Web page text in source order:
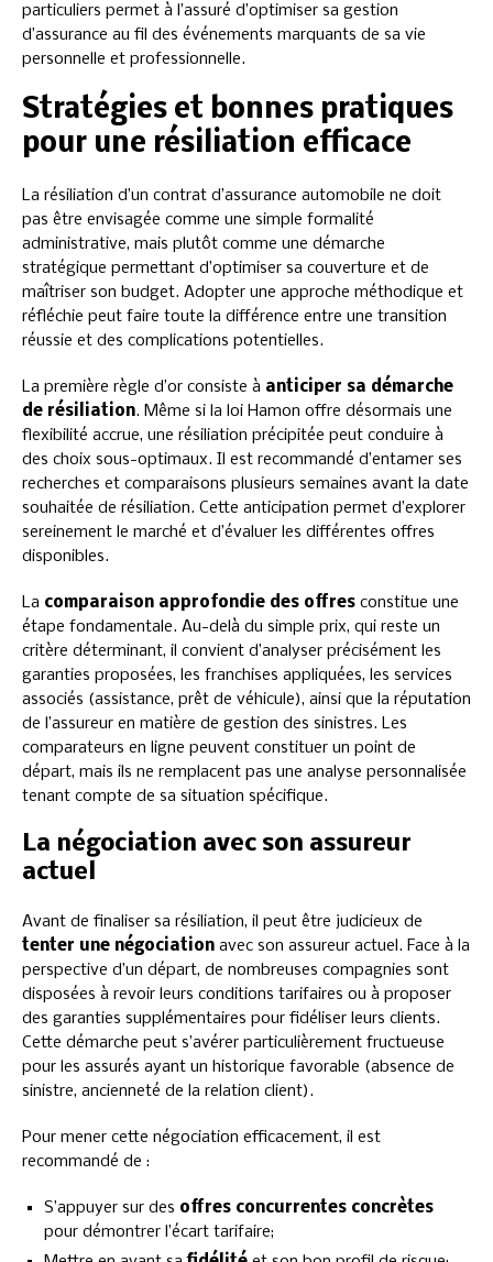
particuliers permet à l’assuré d’optimiser sa gestion
d’assurance au fil des événements marquants de sa vie
personnelle et professionnelle.
Stratégies et bonnes pratiques
pour une résiliation efficace
La résiliation d’un contrat d’assurance automobile ne doit
pas être envisagée comme une simple formalité
administrative, mais plutôt comme une démarche
stratégique permettant d’optimiser sa couverture et de
maîtriser son budget. Adopter une approche méthodique et
réfléchie peut faire toute la différence entre une transition
réussie et des complications potentielles.
La première règle d’or consiste à anticiper sa démarche
de résiliation. Même si la loi Hamon offre désormais une
flexibilité accrue, une résiliation précipitée peut conduire à
des choix sous-optimaux. Il est recommandé d’entamer ses
recherches et comparaisons plusieurs semaines avant la date
souhaitée de résiliation. Cette anticipation permet d’explorer
sereinement le marché et d’évaluer les différentes offres
disponibles.
La comparaison approfondie des offres constitue une
étape fondamentale. Au-delà du simple prix, qui reste un
critère déterminant, il convient d’analyser précisément les
garanties proposées, les franchises appliquées, les services
associés (assistance, prêt de véhicule), ainsi que la réputation
de l’assureur en matière de gestion des sinistres. Les
comparateurs en ligne peuvent constituer un point de
départ, mais ils ne remplacent pas une analyse personnalisée
tenant compte de sa situation spécifique.
La négociation avec son assureur
actuel
Avant de finaliser sa résiliation, il peut être judicieux de
tenter une négociation avec son assureur actuel. Face à la
perspective d’un départ, de nombreuses compagnies sont
disposées à revoir leurs conditions tarifaires ou à proposer
des garanties supplémentaires pour fidéliser leurs clients.
Cette démarche peut s’avérer particulièrement fructueuse
pour les assurés ayant un historique favorable (absence de
sinistre, ancienneté de la relation client).
Pour mener cette négociation efficacement, il est
recommandé de :
S’appuyer sur des offres concurrentes concrètes
pour démontrer l’écart tarifaire;